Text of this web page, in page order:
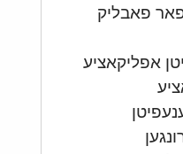
פאר פאבליק
אפליקאציע